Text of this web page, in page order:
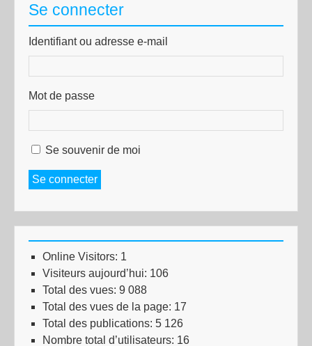
Se connecter
Identifiant ou adresse e-mail
Mot de passe
Se souvenir de moi
Se connecter
Online Visitors: 1
Visiteurs aujourd’hui: 106
Total des vues: 9 088
Total des vues de la page: 17
Total des publications: 5 126
Nombre total d’utilisateurs: 16